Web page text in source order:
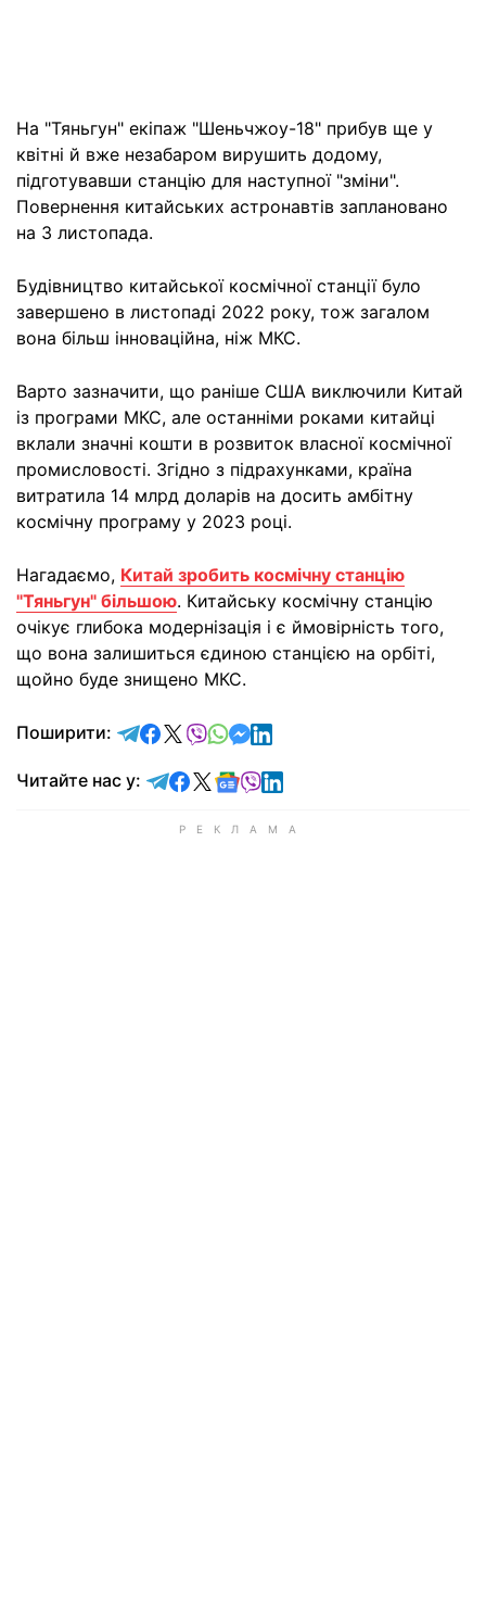
На "Тяньгун" екіпаж "Шеньчжоу-18" прибув ще у
квітні й вже незабаром вирушить додому,
підготувавши станцію для наступної "зміни".
Повернення китайських астронавтів заплановано
на 3 листопада.
Будівництво китайської космічної станції було
завершено в листопаді 2022 року, тож загалом
вона більш інноваційна, ніж МКС.
Варто зазначити, що раніше США виключили Китай
із програми МКС, але останніми роками китайці
вклали значні кошти в розвиток власної космічної
промисловості. Згідно з підрахунками, країна
витратила 14 млрд доларів на досить амбітну
космічну програму у 2023 році.
Нагадаємо, Китай зробить космічну станцію
"Тяньгун" більшою. Китайську космічну станцію
очікує глибока модернізація і є ймовірність того,
що вона залишиться єдиною станцією на орбіті,
щойно буде знищено МКС.
Поширити: відправити у Telegram
поділитись у Facebook
поділитись у X
відправити у Viber
відправити у Whatsapp
відправити у Messenger
відправити у LinkedIn
Читайте нас у: Читайте у Telegram
Читайте у Facebook
Читайте у X
Читайте у Google news
Читайте у Viber
Читайте у LinkedIn